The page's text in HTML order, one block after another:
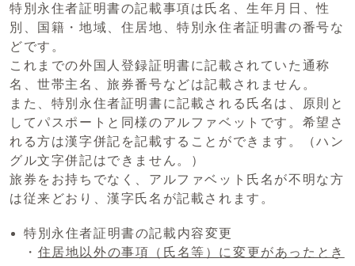
特別永住者証明書の記載事項は氏名、生年月日、性
別、国籍・地域、住居地、特別永住者証明書の番号な
どです。
これまでの外国人登録証明書に記載されていた通称
名、世帯主名、旅券番号などは記載されません。
また、特別永住者証明書に記載される氏名は、原則と
してパスポートと同様のアルファベットです。希望さ
れる方は漢字併記を記載することができます。（ハン
グル文字併記はできません。）
旅券をお持ちでなく、アルファベット氏名が不明な方
は従来どおり、漢字氏名が記載されます。
特別永住者証明書の記載内容変更
・ 住居地以外の事項（氏名等）に変更があったとき